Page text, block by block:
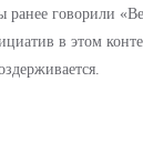
ранее говорили
в этом